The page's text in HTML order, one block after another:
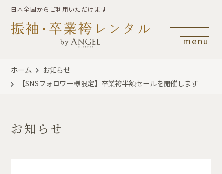
日本全国からご利用いただけます
menu
ホーム
お知らせ
【SNSフォロワー様限定】卒業袴半額セールを開催します
お知らせ